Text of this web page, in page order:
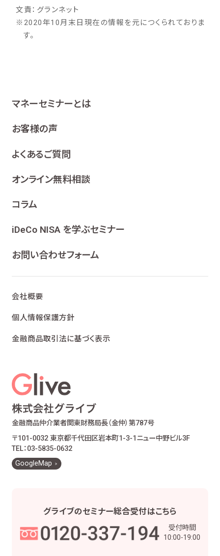
文責：グランネット
※ 2020年10月末日現在の情報を元につくられておりま
す。
金融商品仲介業者関東財務局長（金仲）第787号
〒101-0032 東京都千代田区岩本町1-3-1 ニュー中野ビル3F
TEL：03-5835-0632
GoogleMap
マネーセミナーとは
お客様の声
よくあるご質問
オンライン無料相談
コラム
iDeCo NISA を学ぶセミナー
お問い合わせフォーム
会社概要
個人情報保護方針
金融商品取引法に基づく表示
グライブのセミナー総合受付はこちら
受付時間
10:00-19:00